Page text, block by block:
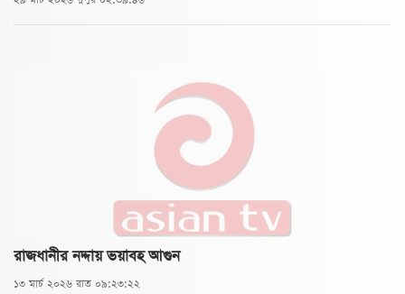
রাজধানীর নদ্দায় ভয়াবহ আগুন
১৩ মার্চ ২০২৬ রাত ০৯:২৩:২২